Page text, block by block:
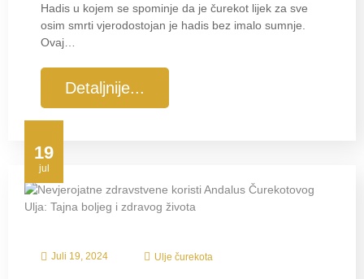
Hadis u kojem se spominje da je čurekot lijek za sve
osim smrti vjerodostojan je hadis bez imalo sumnje.
Ovaj…
Detaljnije...
19
jul
Juli 19, 2024 Ulje čurekota